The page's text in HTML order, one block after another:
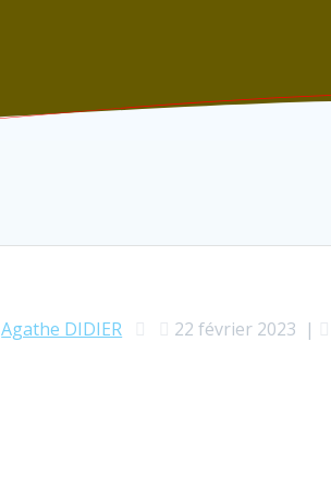
Agathe DIDIER 22 février 2023 |